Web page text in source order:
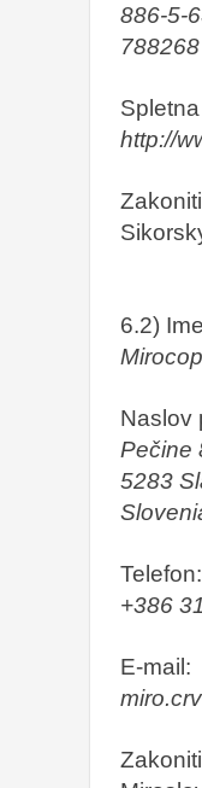
886-5-
788268
http://
6.2)
Naslov
Pečine
5283
Telefon:
+386
E-mail: